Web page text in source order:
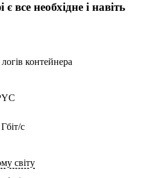
є все необхідне і навіть
контейнера
с
світу